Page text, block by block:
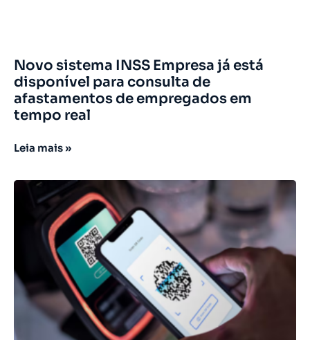
Novo sistema INSS Empresa já está
disponível para consulta de
afastamentos de empregados em
tempo real
Leia mais »